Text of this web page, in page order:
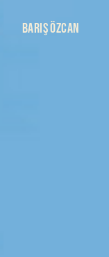
BARIŞ ÖZCAN